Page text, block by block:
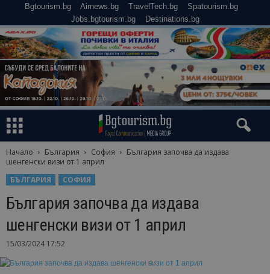
Bgtourism.bg Airnews.bg TravelTech.bg
Spatourism.bg
Jobs.bgtourism.bg
Destinations.bg
Начало България София
България започва да издава
шенгенски визи от 1 април
БЪЛГАРИЯ
СОФИЯ
България започва да издава
шенгенски визи от 1 април
15/03/2024 17:52